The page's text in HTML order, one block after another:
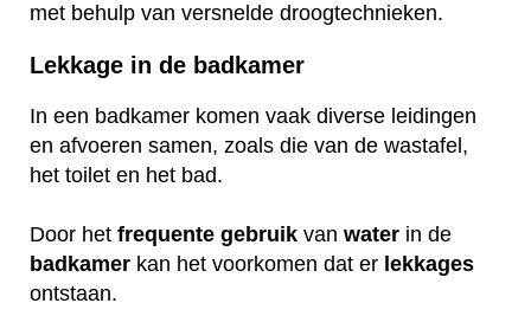
met behulp van versnelde droogtechnieken.
Lekkage in de badkamer
In een badkamer komen vaak diverse leidingen
en afvoeren samen, zoals die van de wastafel,
het toilet en het bad.
Door het frequente gebruik van water in de
badkamer kan het voorkomen dat er lekkages
ontstaan.